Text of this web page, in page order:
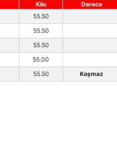
Kilo Derece
55.50
55.50
55.50
55.00
55.50 Koşmaz